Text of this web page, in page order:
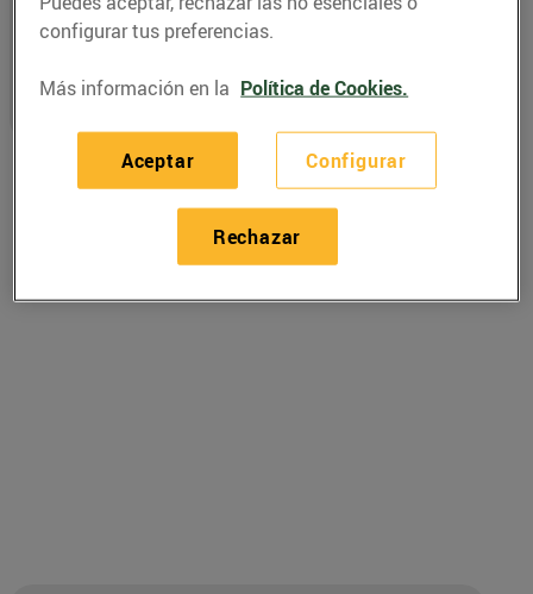
Coneix al detall les novesmillores
salarialsi deconciliació.
configurar tus preferencias.
Más información en la Política de Cookies.
Configurar
Rechazar
Aceptar